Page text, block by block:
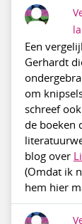
Een
Gerhardt
om
schreef
de boeken
blog over
(Omdat ik
hem hier